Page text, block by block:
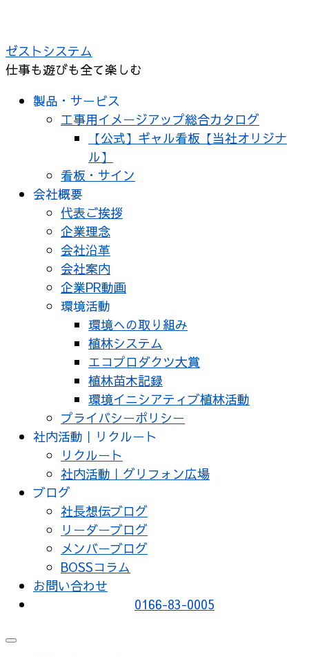
ゼストシステム
仕事も遊びも全て楽しむ
製品・サービス
工事用イメージアップ総合カタログ
【公式】ギャル看板【当社オリジナ
ル】
看板・サイン
会社概要
代表ご挨拶
企業理念
会社沿革
会社案内
企業PR動画
環境活動
環境への取り組み
植林システム
エコプロダクツ大賞
植林苗木記録
環境イニシアティブ植林活動
プライバシーポリシー
社内活動｜リクルート
リクルート
社内活動｜グリフォン広場
ブログ
社長想伝ブログ
リーダーブログ
メンバーブログ
BOSSコラム
お問い合わせ
0166-83-0005